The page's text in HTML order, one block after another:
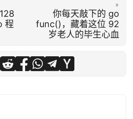
程
»
你每天敲下的 go
func()，藏着这位 92
岁老人的毕生心血